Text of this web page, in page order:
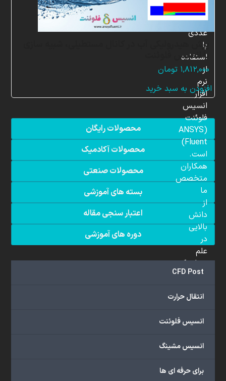
پرش هیدرولیکی آب در کانال مستطیلی، شبیه سازی
با انسیس فلوئنت
۱,۸۱۲,۰۰۰ تومان
افزودن به سبد خرید
محصولات رایگان
محصولات آکادمیک
محصولات صنعتی
بسته های آموزشی
اعتبار سنجی مقاله
دوره های آموزشی
CFD Post
انتقال حرارت
انسیس فلوئنت
انسیس مشینگ
برای حرفه ای ها
شبیه
سازی
عددی
با
استفاده
از
نرم
افزار
انسیس
فلوئنت
(ANSYS
Fluent)
است.
همکاران
متخصص
ما
از
دانش
بالایی
در
علم
دینامیک
سیالات
(CFD)
هستند.
ما
گسترده‌ای